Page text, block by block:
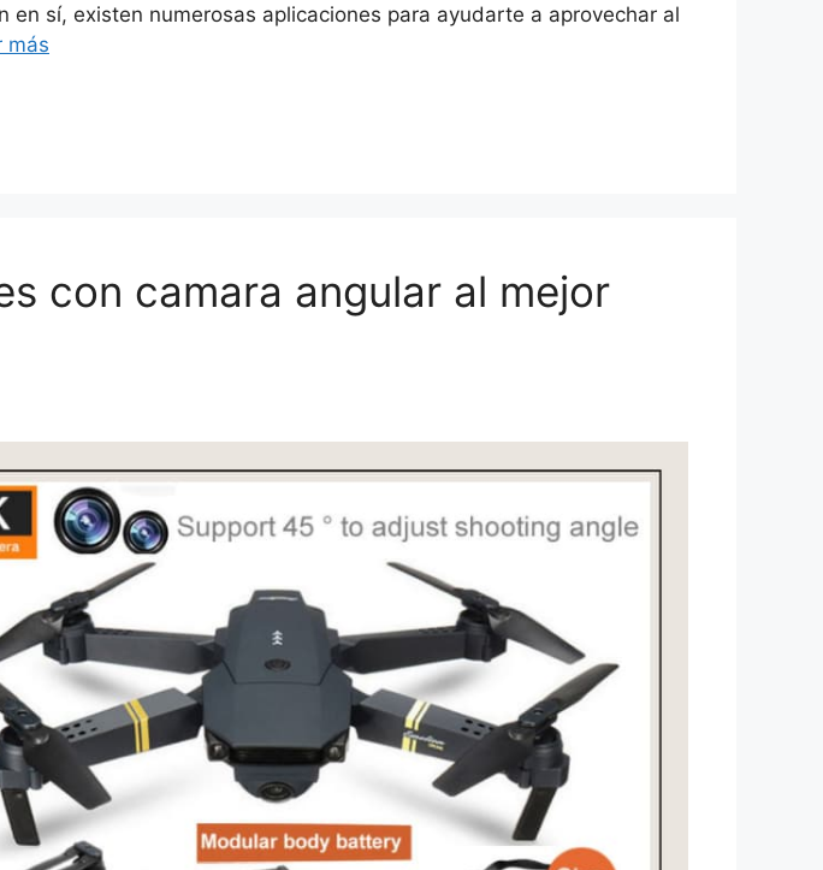
sí, existen numerosas aplicaciones para ayudarte a aprovechar al
más
con camara angular al mejor